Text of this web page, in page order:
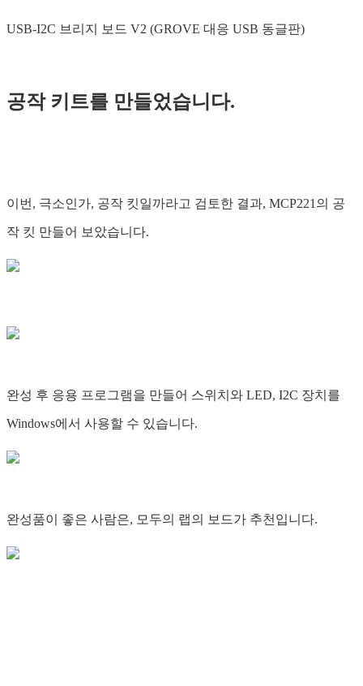
USB-I2C 브리지 보드 V2 (GROVE 대응 USB 동글판)
공작 키트를 만들었습니다.
이번, 극소인가, 공작 킷일까라고 검토한 결과, MCP221의 공
작 킷 만들어 보았습니다.
완성 후 응용 프로그램을 만들어 스위치와 LED, I2C 장치를
Windows에서 사용할 수 있습니다.
완성품이 좋은 사람은, 모두의 랩의 보드가 추천입니다.